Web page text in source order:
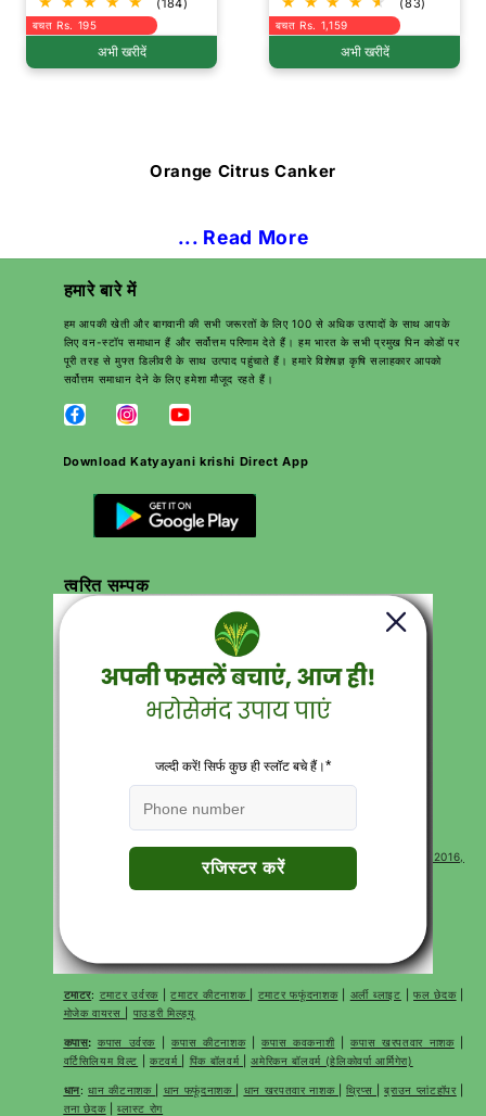
(184)
बचत Rs. 195
अभी खरीदें
(83)
बचत Rs. 1,159
अभी खरीदें
Orange Citrus Canker
... Read More
हमारे बारे में
हम आपकी खेती और बागवानी की सभी जरूरतों के लिए 100 से अधिक उत्पादों के साथ आपके
लिए वन-स्टॉप समाधान हैं और सर्वोत्तम परिणाम देते हैं। हम भारत के सभी प्रमुख पिन कोडों पर
पूरी तरह से मुफ्त डिलीवरी के साथ उत्पाद पहुंचाते हैं। हमारे विशेषज्ञ कृषि सलाहकार आपको
सर्वोत्तम समाधान देने के लिए हमेशा मौजूद रहते हैं।
Download Katyayani krishi Direct App
त्वरित सम्पक
सर्च करें
अक्सर पूछे जाने वाले प्रश्न
CONTACT
Corp Office Mx 175, E7 Extension, Arera Colony, Bhopal- 462016,
फसल के अनुसार खरीदारी करें
टमाटर: टमाटर उर्वरक|टमाटर कीटनाशक टमाटर फफूंदनाशक| अर्ली ब्लाइट |फल छेदक|
मोजेक वायरस
पाउडरी मिल्ड्यू
कपास: कपास उर्वरक |कपास कीटनाशक|कपास कवकनाशी|कपास खरपतवार नाशक|
वर्टिसिलियम विल्ट |कटवर्म पिंक बॉलवर्म |अमेरिकन बॉलवर्म (हेलिकोवर्पा आर्मिगेरा)
धान:धान कीटनाशक धान फफूंदनाशक धान खरपतवार नाशक |थ्रिप्स |ब्राउन प्लांटहॉपर|
तना छेदक|ब्लास्ट रोग